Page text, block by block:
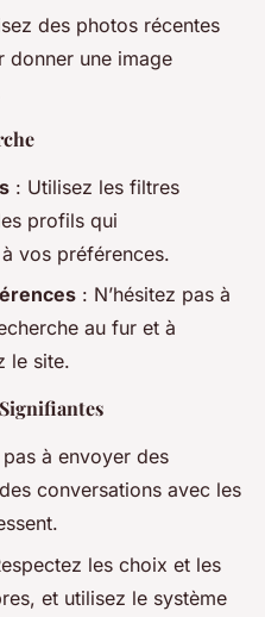
des photos récentes
donner une image
: Utilisez les filtres
profils qui
vos préférences.
: N’hésitez pas à
au fur et à
le site.
à envoyer des
conversations avec les
les choix et les
et utilisez le système